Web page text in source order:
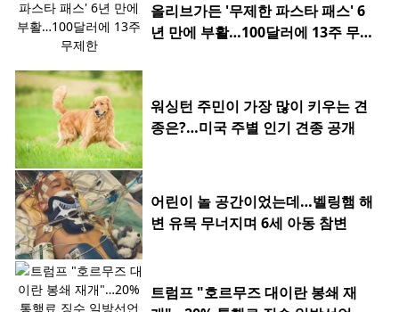
올리브가든 '무제한 파스타 패스' 6
년 만에 부활…100달러에 13주 무제
워싱턴 주민이 가장 많이 키우는 견
종은?…미국 주별 인기 견종 공개
어린이 놀 공간이었는데…벨링햄 해
변 유목 무너지며 6세 아동 참변
트럼프 "호르무즈 대이란 봉쇄 재